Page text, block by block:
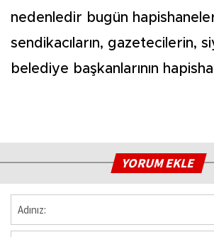
nedenledir bugün
sendikacıların, gazetecilerin,
belediye başkanlarının
YORUM EKLE